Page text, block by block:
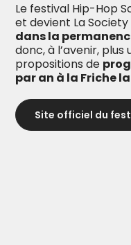
Le festival Hip-Hop
et devient La
dans la
donc, à l’avenir,
propositions de
par an à la Friche
Site officiel du